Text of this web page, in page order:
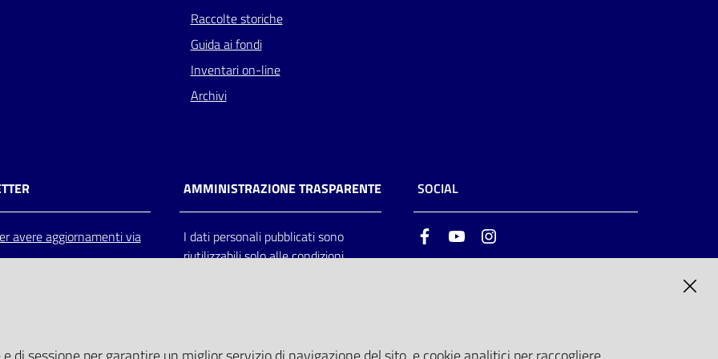
Raccolte storiche
Guida ai fondi
Inventari on-line
Archivi
avere aggiornamenti via
AMMINISTRAZIONE TRASPARENTE
I dati personali pubblicati sono
riutilizzabili solo alle condizioni
SOCIAL
FacebookYoutube